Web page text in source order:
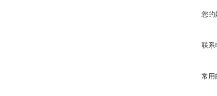
您的
联系
常用